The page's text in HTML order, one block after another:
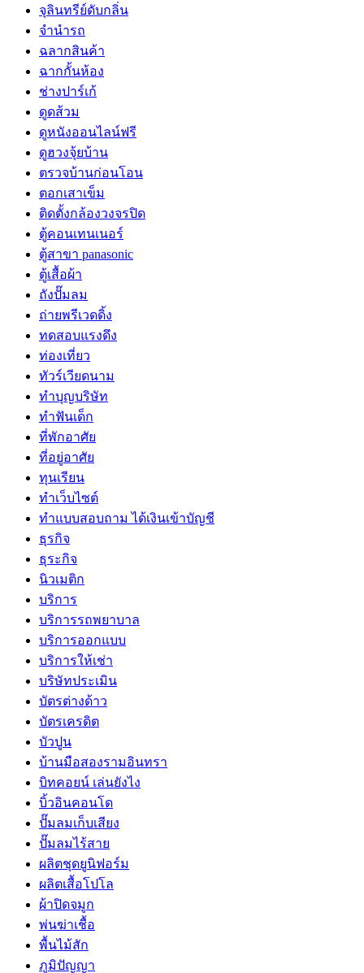
จุลินทรีย์ดับกลิ่น
จํานํารถ
ฉลากสินค้า
ฉากกั้นห้อง
ช่างปาร์เก้
ดูดส้วม
ดูหนังออนไลน์ฟรี
ดูฮวงจุ้ยบ้าน
ตรวจบ้านก่อนโอน
ตอกเสาเข็ม
ติดตั้งกล้องวงจรปิด
ตู้คอนเทนเนอร์
ตู้สาขา panasonic
ตู้เสื้อผ้า
ถังปั๊มลม
ถ่ายพรีเวดดิ้ง
ทดสอบแรงดึง
ท่องเที่ยว
ทัวร์เวียดนาม
ทำบุญบริษัท
ทำฟันเด็ก
ที่พักอาศัย
ที่อยู่อาศัย
ทุนเรียน
ทําเว็บไซต์
ทําแบบสอบถาม ได้เงินเข้าบัญชี
ธุรกิจ
ธุระกิจ
นิวเมติก
บริการ
บริการรถพยาบาล
บริการออกแบบ
บริการให้เช่า
บริษัทประเมิน
บัตรต่างด้าว
บัตรเครดิต
บัวปูน
บ้านมือสองรามอินทรา
บิทคอยน์ เล่นยังไง
บิ้วอินคอนโด
ปั๊มลมเก็บเสียง
ปั๊มลมไร้สาย
ผลิตชุดยูนิฟอร์ม
ผลิตเสื้อโปโล
ผ้าปิดจมูก
พ่นฆ่าเชื้อ
พื้นไม้สัก
ภูมิปัญญา